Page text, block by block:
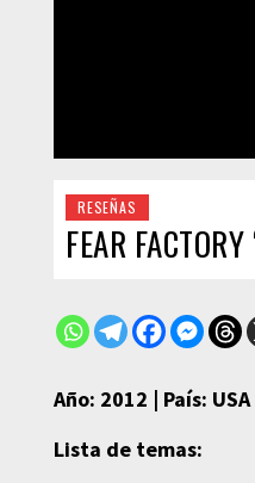
RESEÑAS
FEAR
Año: 2012 | País:
Lista de temas: